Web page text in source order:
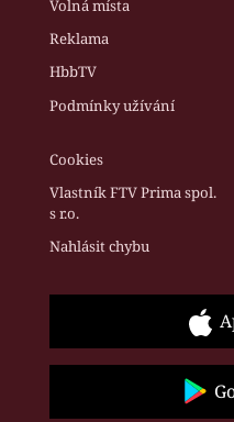
Volná místa
Reklama
HbbTV
Podmínky užívání
Cookies
Vlastník FTV Prima spol.
s r.o.
Nahlásit chybu